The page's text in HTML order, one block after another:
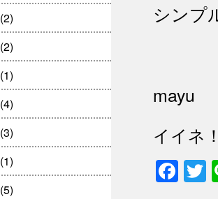
シンプ
mayu
イイネ
(2)
(2)
(1)
(4)
(3)
(1)
(5)